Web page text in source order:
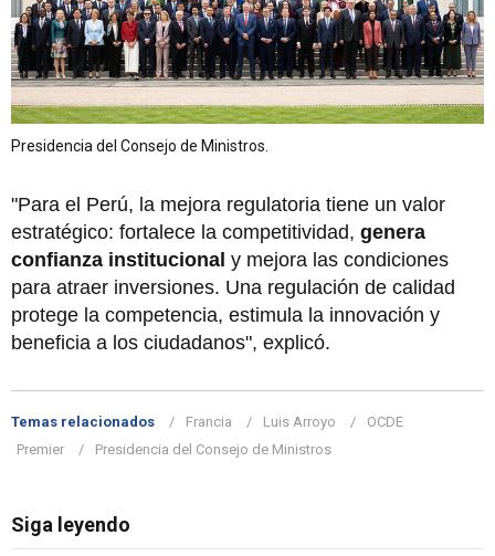
Presidencia del Consejo de Ministros.
"Para el Perú, la mejora regulatoria tiene un valor
estratégico: fortalece la competitividad, genera
confianza institucional y mejora las condiciones
para atraer inversiones. Una regulación de calidad
protege la competencia, estimula la innovación y
beneficia a los ciudadanos", explicó.
Temas relacionados Francia Luis Arroyo
OCDE
Premier
Presidencia del Consejo de Ministros
Siga leyendo